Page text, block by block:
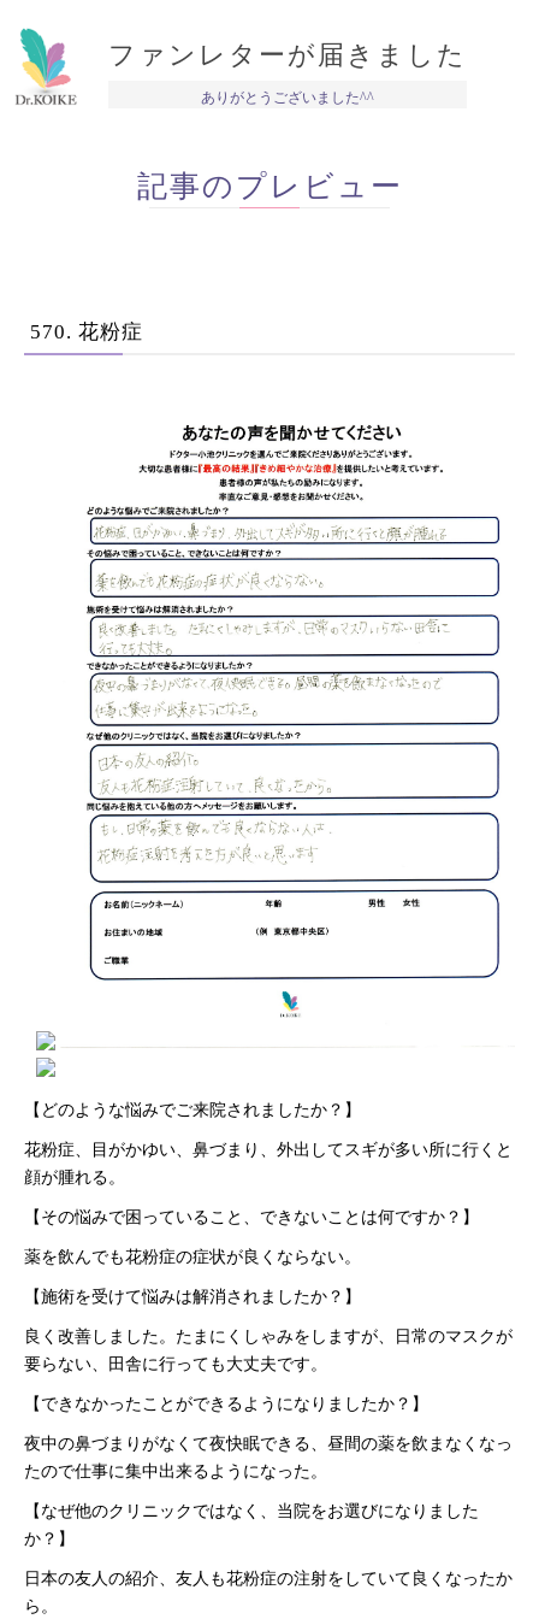
ファンレターが届きました
ありがとうございました^^
記事のプレビュー
570. 花粉症
【どのような悩みでご来院されましたか？】
花粉症、目がかゆい、鼻づまり、外出してスギが多い所に行くと
顔が腫れる。
【その悩みで困っていること、できないことは何ですか？】
薬を飲んでも花粉症の症状が良くならない。
【施術を受けて悩みは解消されましたか？】
良く改善しました。たまにくしゃみをしますが、日常のマスクが
要らない、田舎に行っても大丈夫です。
【できなかったことができるようになりましたか？】
夜中の鼻づまりがなくて夜快眠できる、昼間の薬を飲まなくなっ
たので仕事に集中出来るようになった。
【なぜ他のクリニックではなく、当院をお選びになりました
か？】
日本の友人の紹介、友人も花粉症の注射をしていて良くなったか
ら。